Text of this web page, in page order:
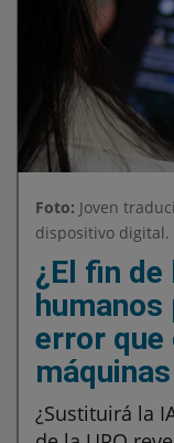
Foto: Joven
dispositivo
¿El fin
humanos
error que
máquinas
¿Sustituirá la